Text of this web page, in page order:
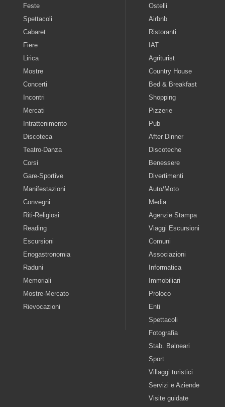
Feste
Spettacoli
Cabaret
Fiere
Lirica
Mostre
Concerti
Incontri
Mercati
Intrattenimento
Discoteca
Teatro-Danza
Corsi
Gare-Sportive
Manifestazioni
Convegni
Riti-Religiosi
Reading
Escursioni
Enogastronomia
Raduni
Memoriali
Mostre-Mercato
Rievocazioni
Ostelli
Airbnb
Ristoranti
IAT
Agriturist
Country House
Bed & Breakfast
Shopping
Pizzerie
Pub
After Dinner
Discoteche
Benessere
Divertimenti
Auto/Moto
Media
Agenzie Stampa
Viaggi Escursioni
Comuni
Associazioni
Informatica
Immobiliari
Proloco
Enti
Spettacoli
Fotografia
Stab. Balneari
Sport
Villaggi turistici
Servizi e Aziende
Visite guidate